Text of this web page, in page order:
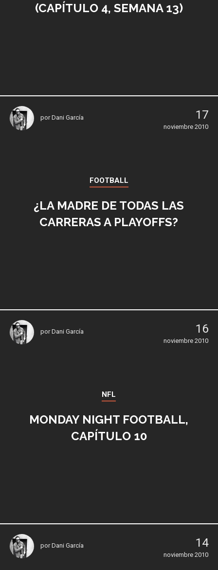
(CAPÍTULO 4, SEMANA 13)
porDani García 17
noviembre 2010
FOOTBALL
¿LA MADRE DE TODAS LAS
CARRERAS A PLAYOFFS?
porDani García 16
noviembre 2010
NFL
MONDAY NIGHT FOOTBALL,
CAPÍTULO 10
porDani García 14
noviembre 2010